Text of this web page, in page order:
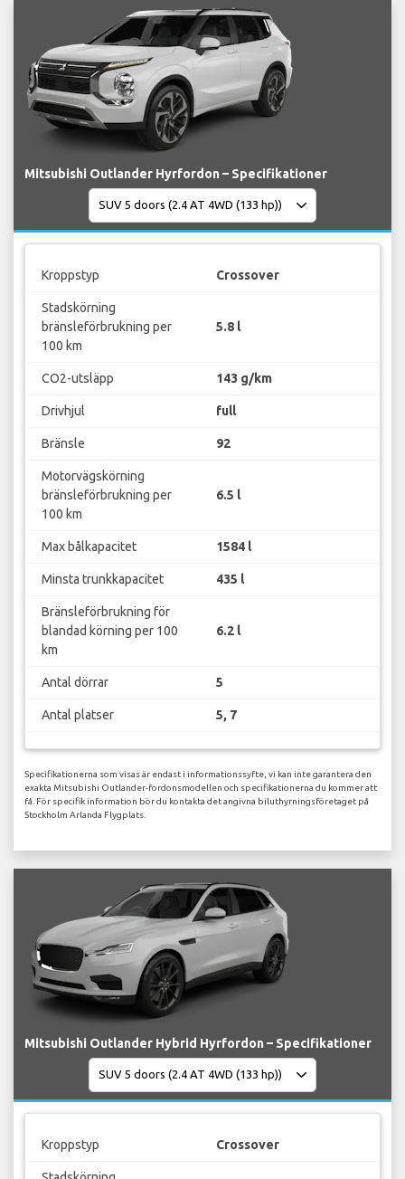
Mitsubishi Outlander Hyrfordon – Specifikationer
Kroppstyp Crossover
Stadskörning
bränsleförbrukning per
100 km
5.8 l
CO2-utsläpp 143 g/km
Drivhjul full
Bränsle 92
Motorvägskörning
bränsleförbrukning per
100 km
6.5 l
Max bålkapacitet 1584 l
Minsta trunkkapacitet 435 l
Bränsleförbrukning för
blandad körning per 100
km
6.2 l
Antal dörrar 5
Antal platser 5, 7
Specifikationerna som visas är endast i informationssyfte, vi kan inte garantera den
exakta Mitsubishi Outlander-fordonsmodellen och specifikationerna du kommer att
få. För specifik information bör du kontakta det angivna biluthyrningsföretaget på
Stockholm Arlanda Flygplats.
Mitsubishi Outlander Hybrid Hyrfordon – Specifikationer
Kroppstyp Crossover